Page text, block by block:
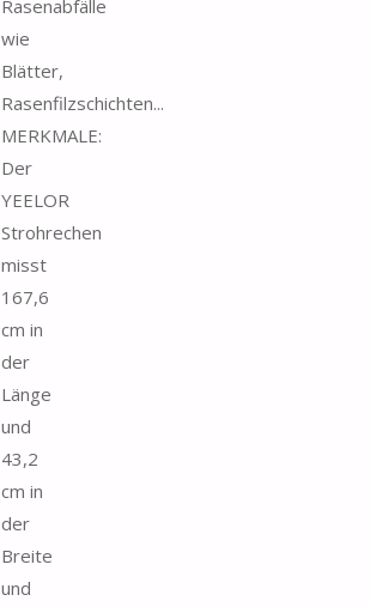
Rasenabfälle
wie
Blätter,
Rasenfilzschichten...
MERKMALE:
Der
YEELOR
Strohrechen
misst
167,6
cm in
der
Länge
und
43,2
cm in
der
Breite
und